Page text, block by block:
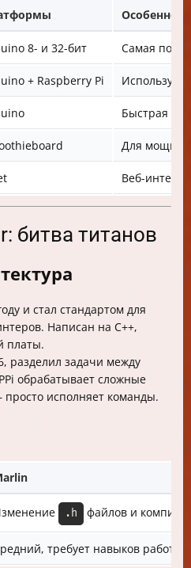
8- и 32-бит Самая
+ Raspberry Pi
Быстрая
Для мощных
Веб-
битва титанов
и стал стандартом для
Написан на C++,
платы.
разделил задачи между
обрабатывает сложные
исполняет команды.
.h файлов и
требует навыков работы